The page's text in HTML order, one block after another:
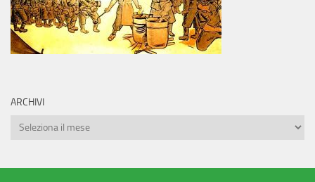
ARCHIVI
Archivi